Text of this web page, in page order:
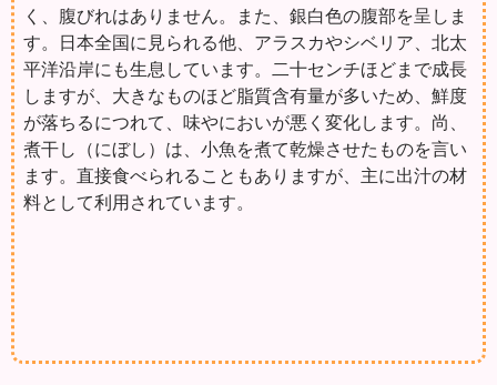
く、腹びれはありません。また、銀白色の腹部を呈しま
す。日本全国に見られる他、アラスカやシベリア、北太
平洋沿岸にも生息しています。二十センチほどまで成長
しますが、大きなものほど脂質含有量が多いため、鮮度
が落ちるにつれて、味やにおいが悪く変化します。尚、
煮干し（にぼし）は、小魚を煮て乾燥させたものを言い
ます。直接食べられることもありますが、主に出汁の材
料として利用されています。